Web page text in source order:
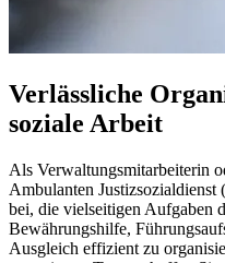
Verlässliche
soziale Arbeit
Als Verwaltungsmitarbeiterin
Ambulanten Justizsozialdienst
bei, die vielseitigen Aufgaben
Bewährungshilfe,
Ausgleich effizient zu